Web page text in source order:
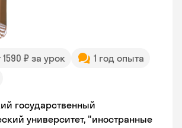
1590 ₽ за урок
1 год опыта
государственный
университет, "иностранные